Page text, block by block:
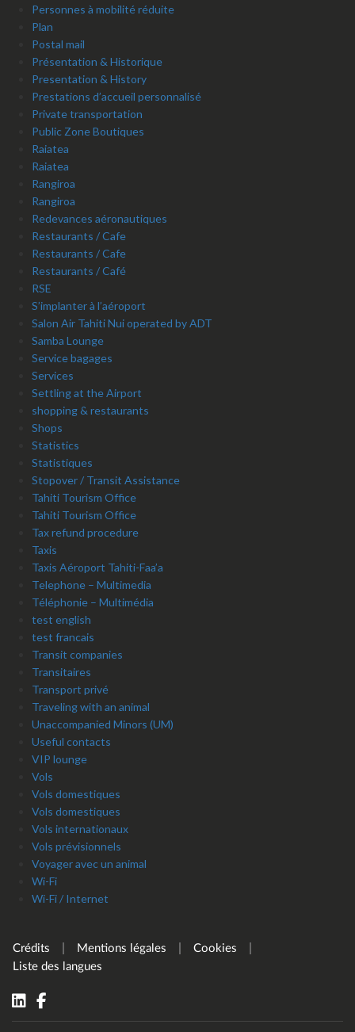
Personnes à mobilité réduite
Plan
Postal mail
Présentation & Historique
Presentation & History
Prestations d’accueil personnalisé
Private transportation
Public Zone Boutiques
Raiatea
Raiatea
Rangiroa
Rangiroa
Redevances aéronautiques
Restaurants / Cafe
Restaurants / Cafe
Restaurants / Café
RSE
S’implanter à l’aéroport
Salon Air Tahiti Nui operated by ADT
Samba Lounge
Service bagages
Services
Settling at the Airport
shopping & restaurants
Shops
Statistics
Statistiques
Stopover / Transit Assistance
Tahiti Tourism Office
Tahiti Tourism Office
Tax refund procedure
Taxis
Taxis Aéroport Tahiti-Faa’a
Telephone – Multimedia
Téléphonie – Multimédia
test english
test francais
Transit companies
Transitaires
Transport privé
Traveling with an animal
Unaccompanied Minors (UM)
Useful contacts
VIP lounge
Vols
Vols domestiques
Vols domestiques
Vols internationaux
Vols prévisionnels
Voyager avec un animal
Wi-Fi
Wi-Fi / Internet
Crédits Mentions légales
Cookies
Liste des langues